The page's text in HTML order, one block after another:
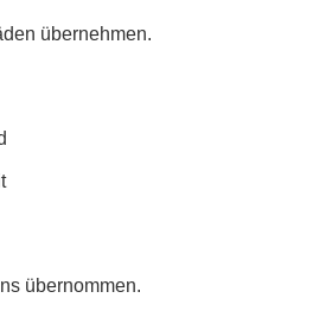
übernehmen.
übernommen.